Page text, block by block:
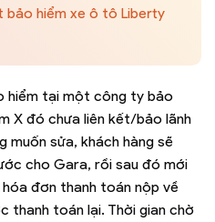
bảo hiểm xe ô tô Liberty
hiểm tại một công ty bảo
X đó chưa liên kết/bảo lãnh
muốn sửa, khách hàng sẽ
cho Gara, rồi sau đó mới
đơn thanh toán nộp về
thanh toán lại. Thời gian chờ